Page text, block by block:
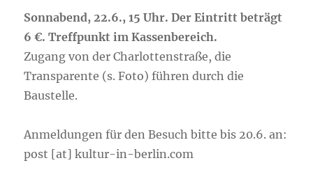
Sonnabend, 22.6., 15 Uhr. Der Eintritt beträgt
6 €. Treffpunkt im Kassenbereich.
Zugang von der Charlottenstraße, die
Transparente (s. Foto) führen durch die
Baustelle.
Anmeldungen für den Besuch bitte bis 20.6. an:
post [at] kultur-in-berlin.com